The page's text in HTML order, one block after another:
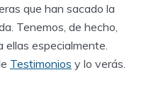
que han sacado la
Tenemos, de hecho,
ellas especialmente.
Testimonios y lo verás.